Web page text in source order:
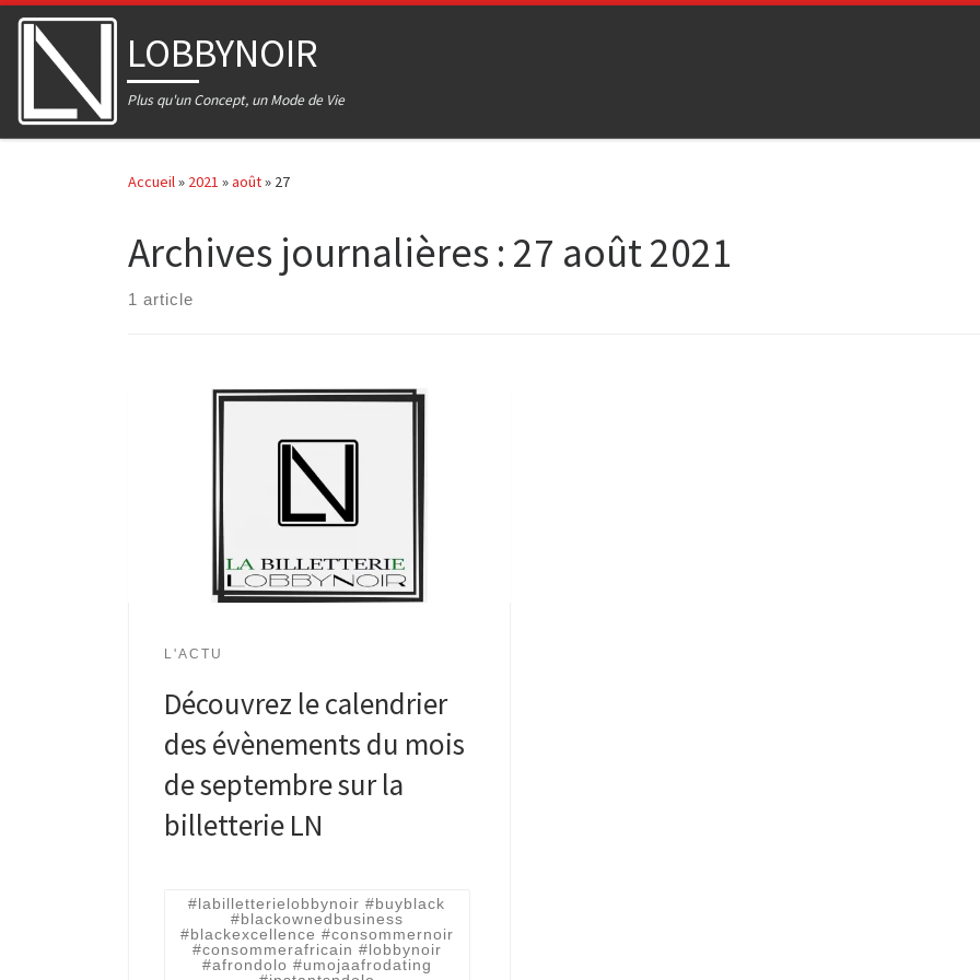
Skip to content LOBBYNOIR
Plus qu'un Concept, un Mode de Vie
Accueil» 2021 »août» 27
Archives journalières : 27 août 2021
1 article
L'ACTU
Découvrez le calendrier
des évènements du mois
de septembre sur la
billetterie LN
#labilletterielobbynoir #buyblack
#blackownedbusiness
#blackexcellence #consommernoir
#consommerafricain #lobbynoir
#afrondolo #umojaafrodating